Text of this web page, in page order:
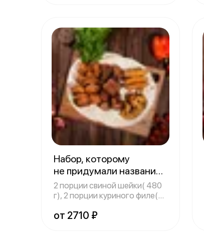
Набор, которому
не придумали название
1310 г
2 порции свиной шейки( 480
г), 2 порции куриного филе(
от 2710 ₽